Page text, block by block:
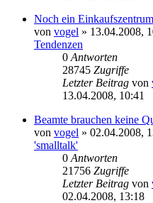
Noch ein
von vogel » 13.04.2008,
Tendenzen
0 Antworten
28745 Zugriffe
Letzter Beitrag von
13.04.2008, 10:41
Beamte brauchen keine
von vogel » 02.04.2008,
'smalltalk'
0 Antworten
21756 Zugriffe
Letzter Beitrag von
02.04.2008, 13:18